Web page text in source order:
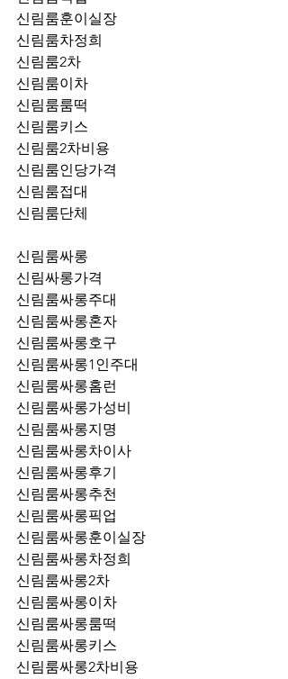
신림룸훈이실장
신림룸차정희
신림룸2차
신림룸이차
신림룸룸떡
신림룸키스
신림룸2차비용
신림룸인당가격
신림룸접대
신림룸단체
신림룸싸롱
신림싸롱가격
신림룸싸롱주대
신림룸싸롱혼자
신림룸싸롱호구
신림룸싸롱1인주대
신림룸싸롱홈런
신림룸싸롱가성비
신림룸싸롱지명
신림룸싸롱차이사
신림룸싸롱후기
신림룸싸롱추천
신림룸싸롱훈이실장
신림룸싸롱차정희
신림룸싸롱2차
신림룸싸롱이차
신림룸싸롱룸떡
신림룸싸롱키스
신림룸싸롱2차비용